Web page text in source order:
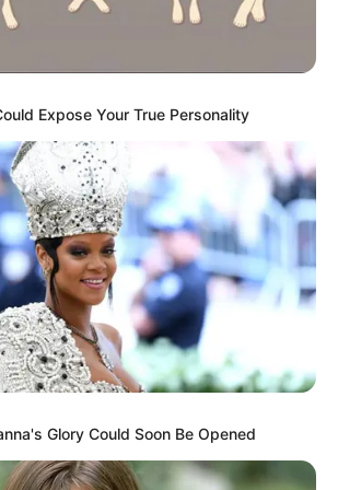
Alistan velatón en homenaje a
Expose Your True Personality
Glory Could Soon Be Opened